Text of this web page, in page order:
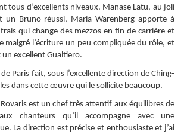
tous d’excellents niveaux. Manase Latu, au joli
un Bruno réussi, Maria Warenberg apporte à
qui change des mezzos en fin de carrière et
malgré l’écriture un peu compliquée du rôle, et
excellent Gualtiero.
Paris fait, sous l’excellente direction de Ching-
dans cette œuvre qui le sollicite beaucoup.
est un chef très attentif aux équilibres de
chanteurs qu’il accompagne avec une
La direction est précise et enthousiaste et j’ai